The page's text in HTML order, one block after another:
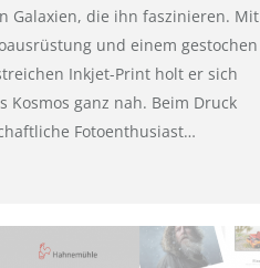
Galaxien, die ihn faszinieren. Mit
und einem gestochen
Inkjet-Print holt er sich
Kosmos ganz nah. Beim Druck
Fotoenthusiast…